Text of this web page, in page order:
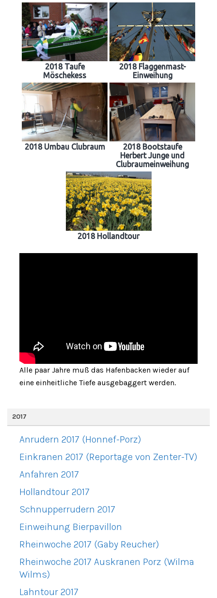
2018 Taufe
Möschekess
2018 Flaggenmast-
Einweihung
2018 Umbau Clubraum
2018 Bootstaufe
Herbert Junge und
Clubraumeinweihung
2018 Hollandtour
Alle paar Jahre muß das Hafenbacken wieder auf
eine einheitliche Tiefe ausgebaggert werden.
2017
Anrudern 2017 (Honnef-Porz)
Einkranen 2017 (Reportage von Zenter-TV)
Anfahren 2017
Hollandtour 2017
Schnupperrudern 2017
Einweihung Bierpavillon
Rheinwoche 2017 (Gaby Reucher)
Rheinwoche 2017 Auskranen Porz (Wilma
Wilms)
Lahntour 2017